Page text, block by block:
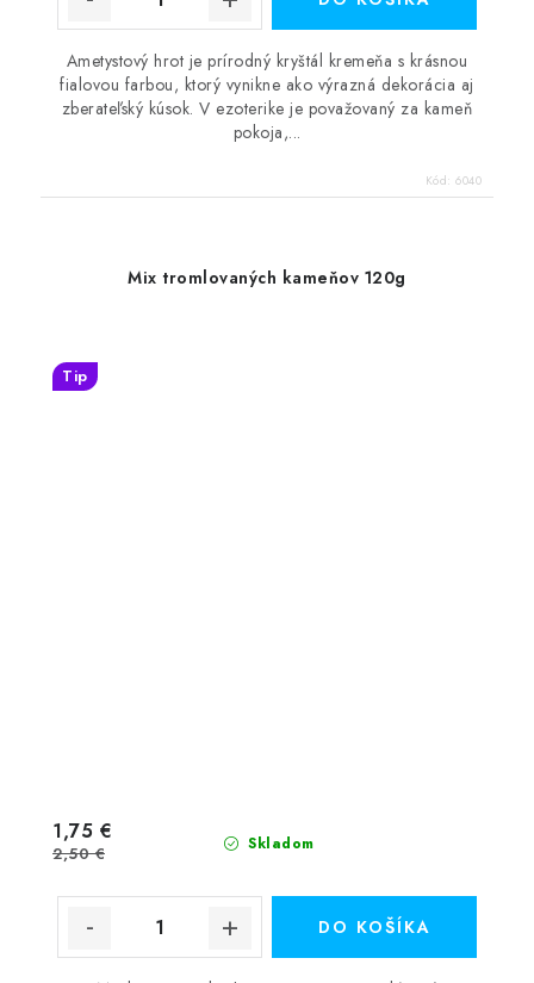
Ametystový hrot je prírodný kryštál kremeňa s krásnou
fialovou farbou, ktorý vynikne ako výrazná dekorácia aj
zberateľský kúsok. V ezoterike je považovaný za kameň
pokoja,...
Kód: 6040
Mix tromlovaných kameňov 120g
Tip
Skladom
1,75 €
2,50 €
DO KOŠÍKA